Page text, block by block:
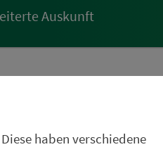
Auskunft
haben verschiedene